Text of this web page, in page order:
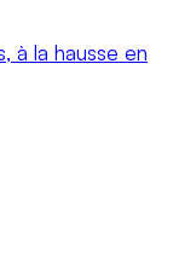
à la hausse en